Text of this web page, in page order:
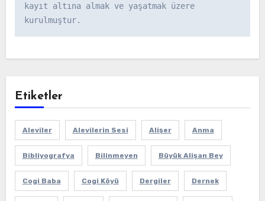
kayıt altına almak ve yaşatmak üzere
kurulmuştur.
Etiketler
Aleviler Alevilerin Sesi Alişer Anma
Bibliyografya Bilinmeyen Büyük Alişan Bey
Cogi Baba Cogi Köyü Dergiler Dernek